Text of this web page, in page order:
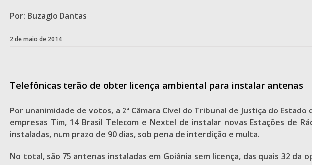
Por: Buzaglo Dantas
2 de maio de 2014
Telefônicas terão de obter licença ambiental para instalar antenas
Por unanimidade de votos, a 2ª Câmara Cível do Tribunal de Justiça do
empresas Tim, 14 Brasil Telecom e Nextel de instalar novas Estações de
instaladas, num prazo de 90 dias, sob pena de interdição e multa.
No total, são 75 antenas instaladas em Goiânia sem licença, das quais 32